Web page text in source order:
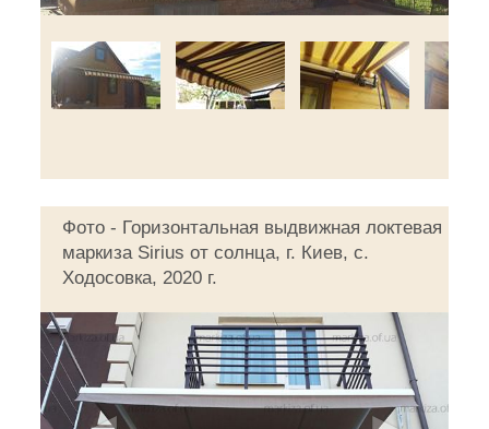
Фото - Горизонтальная выдвижная локтевая
маркиза Sirius от солнца, г. Киев, с.
Ходосовка, 2020 г.